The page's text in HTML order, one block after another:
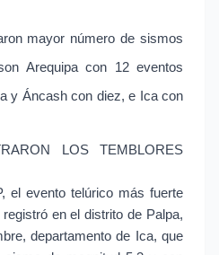
mayor número de sismos
Arequipa con 12 eventos
y Áncash con diez, e Ica con
LOS TEMBLORES
el evento telúrico más fuerte
en el distrito de Palpa,
departamento de Ica, que